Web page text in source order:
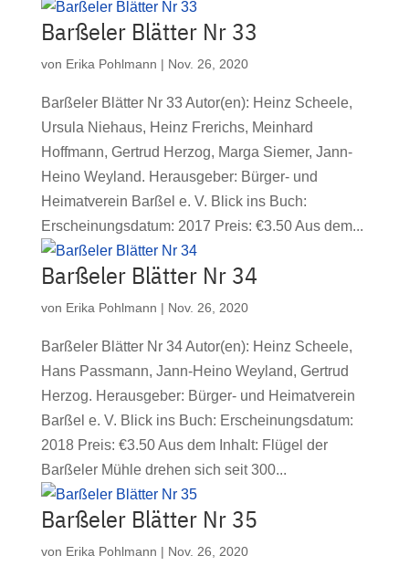
Barßeler Blätter Nr 33
von Erika Pohlmann | Nov. 26, 2020
Barßeler Blätter Nr 33 Autor(en): Heinz Scheele,
Ursula Niehaus, Heinz Frerichs, Meinhard
Hoffmann, Gertrud Herzog, Marga Siemer, Jann-
Heino Weyland. Herausgeber: Bürger- und
Heimatverein Barßel e. V. Blick ins Buch:
Erscheinungsdatum: 2017 Preis: €3.50 Aus dem...
Barßeler Blätter Nr 34
von Erika Pohlmann | Nov. 26, 2020
Barßeler Blätter Nr 34 Autor(en): Heinz Scheele,
Hans Passmann, Jann-Heino Weyland, Gertrud
Herzog. Herausgeber: Bürger- und Heimatverein
Barßel e. V. Blick ins Buch: Erscheinungsdatum:
2018 Preis: €3.50 Aus dem Inhalt: Flügel der
Barßeler Mühle drehen sich seit 300...
Barßeler Blätter Nr 35
von Erika Pohlmann | Nov. 26, 2020